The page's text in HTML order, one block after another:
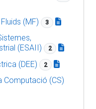
(MF) 3
(ESAII)
2
(DEE) 2
Computació (CS)